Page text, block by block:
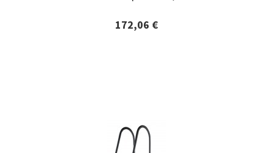
172,06 €
Lisätiedot ja tilaaminen